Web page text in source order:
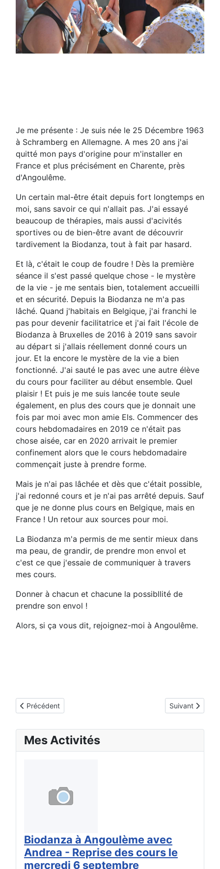
Je me présente : Je suis née le 25 Décembre 1963
à Schramberg en Allemagne. A mes 20 ans j'ai
quitté mon pays d'origine pour m'installer en
France et plus précisément en Charente, près
d'Angoulême.
Un certain mal-être était depuis fort longtemps en
moi, sans savoir ce qui n'allait pas. J'ai essayé
beaucoup de thérapies, mais aussi d'acivités
sportives ou de bien-être avant de découvrir
tardivement la Biodanza, tout à fait par hasard.
Et là, c'était le coup de foudre ! Dès la première
séance il s'est passé quelque chose - le mystère
de la vie - je me sentais bien, totalement accueilli
et en sécurité. Depuis la Biodanza ne m'a pas
lâché. Quand j'habitais en Belgique, j'ai franchi le
pas pour devenir facilitatrice et j'ai fait l'école de
Biodanza à Bruxelles de 2016 à 2019 sans savoir
au départ si j'allais réellement donné cours un
jour. Et la encore le mystère de la vie a bien
fonctionné. J'ai sauté le pas avec une autre élève
du cours pour faciliter au début ensemble. Quel
plaisir ! Et puis je me suis lancée toute seule
également, en plus des cours que je donnait une
fois par moi avec mon amie Els. Commencer des
cours hebdomadaires en 2019 ce n'était pas
chose aisée, car en 2020 arrivait le premier
confinement alors que le cours hebdomadaire
commençait juste à prendre forme.
Mais je n'ai pas lâchée et dès que c'était possible,
j'ai redonné cours et je n'ai pas arrêté depuis. Sauf
que je ne donne plus cours en Belgique, mais en
France ! Un retour aux sources pour moi.
La Biodanza m'a permis de me sentir mieux dans
ma peau, de grandir, de prendre mon envol et
c'est ce que j'essaie de communiquer à travers
mes cours.
Donner à chacun et chacune la possibllité de
prendre son envol !
Alors, si ça vous dit, rejoignez-moi à Angoulême.
Article précédent : Nelly Poyet
Précédent Article suivant
Suivant
Mes Activités
Biodanza à Angoulème avec
Andrea - Reprise des cours le
mercredi 6 septembre